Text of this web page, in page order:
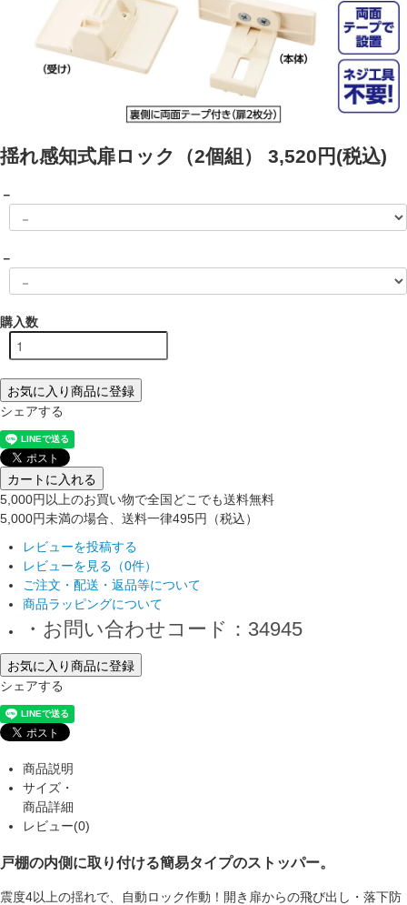
揺れ感知式扉ロック（2個組） 3,520円(税込)
－
－
購入数
お気に入り商品に登録
シェアする
カートに入れる
5,000円以上のお買い物で全国どこでも送料無料
5,000円未満の場合、送料一律495円（税込）
レビューを投稿する
レビューを見る（0件）
ご注文・配送・返品等について
商品ラッピングについて
・お問い合わせコード：34945
お気に入り商品に登録
シェアする
商品説明
サイズ・
商品詳細
レビュー(0)
戸棚の内側に取り付ける簡易タイプのストッパー。
震度4以上の揺れで、自動ロック作動！開き扉からの飛び出し・落下防